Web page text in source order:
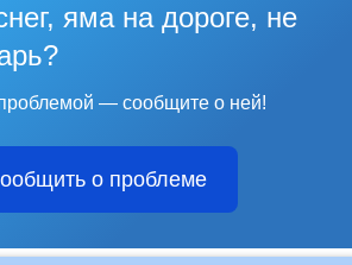
яма на дороге, не
— сообщите о ней!
о проблеме